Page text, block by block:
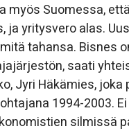
myös Suomessa,
ja yritysvero alas.
tahansa. Bisnes
saati
Jyri Häkämies,
1994-2003.
silmissä